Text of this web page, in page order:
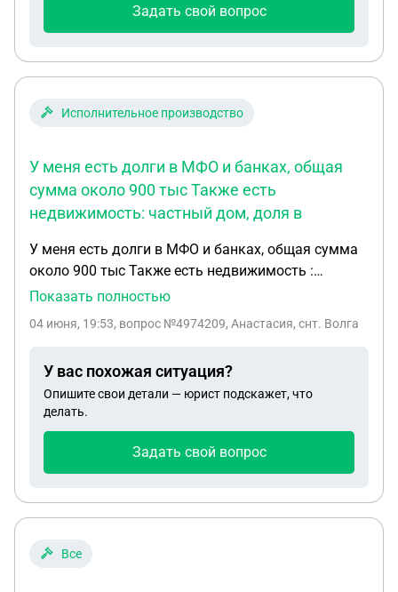
нужен полный жесткий перечень - к обращению
прецедент сдачи
Задать свой вопрос
Исполнительное производство
У меня есть долги в МФО и банках, общая
сумма около 900 тыс Также есть
недвижимость: частный дом, доля в
У меня есть долги в МФО и банках, общая сумма
около 900 тыс Также есть недвижимость :
частный дом, доля в квартире, земельный
выплачивать Чтоб когда кредиторы выйдут в
исполнительное производство И могут ли все
равно забрать недвижимость в счет Долгов, даже
если я ее перепишу
Показать полностью
04 июня, 19:53, вопрос №4974209, Анастасия, снт. Волга
У вас похожая ситуация?
Опишите свои детали — юрист подскажет, что
делать.
Задать свой вопрос
Все